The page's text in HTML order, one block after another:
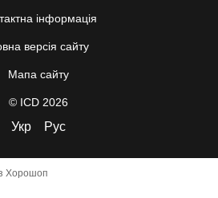
інформація
версія сайту
Мапа сайту
© ICD 2026
Укр Рус
Хорошоп